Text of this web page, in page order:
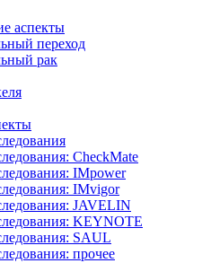
аспекты
переход
рак
CheckMate
IMpower
IMvigor
JAVELIN
KEYNOTE
SAUL
прочее